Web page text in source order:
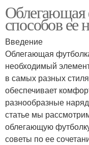
Облегающая
способов ее
Введение
Облегающая
необходимый
в самых разных
обеспечивает
разнообразные
статье мы
облегающую
советы по ее